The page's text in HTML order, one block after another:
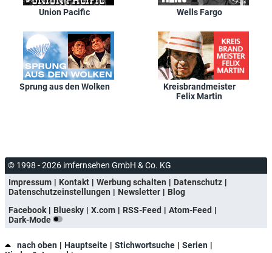
Union Pacific Wells Fargo
Sprung aus den Wolken
Kreisbrandmeister
Felix Martin
© 1998 - 2026 imfernsehen GmbH & Co. KG
Impressum
Kontakt Werbung schalten
Datenschutz
Datenschutzeinstellungen
Newsletter
Blog
Facebook
Bluesky X.com RSS-Feed
Atom-Feed
Dark-Mode
nach oben Hauptseite Stichwortsuche
Serien